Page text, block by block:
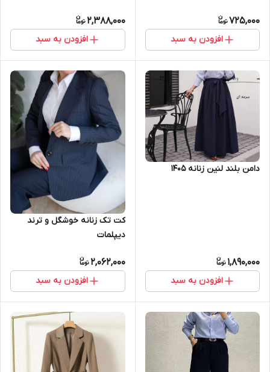
725,000
افزودن به سبد
2,388,000
افزودن به سبد
دامن بلند لنین زنانه ۱۴۰۵
1,890,000
افزودن به سبد
کت تک زنانه خوشگل و ترند
دیپلمات
2,062,000
افزودن به سبد